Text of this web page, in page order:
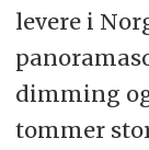
levere i
dimming
tommer